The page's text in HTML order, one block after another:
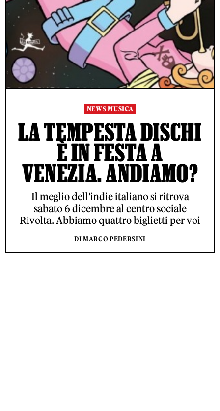
NEWS MUSICA
LA TEMPESTA DISCHI
È IN FESTA A
VENEZIA. ANDIAMO?
Il meglio dell'indie italiano si ritrova
sabato 6 dicembre al centro sociale
Rivolta. Abbiamo quattro biglietti per voi
DI MARCO PEDERSINI